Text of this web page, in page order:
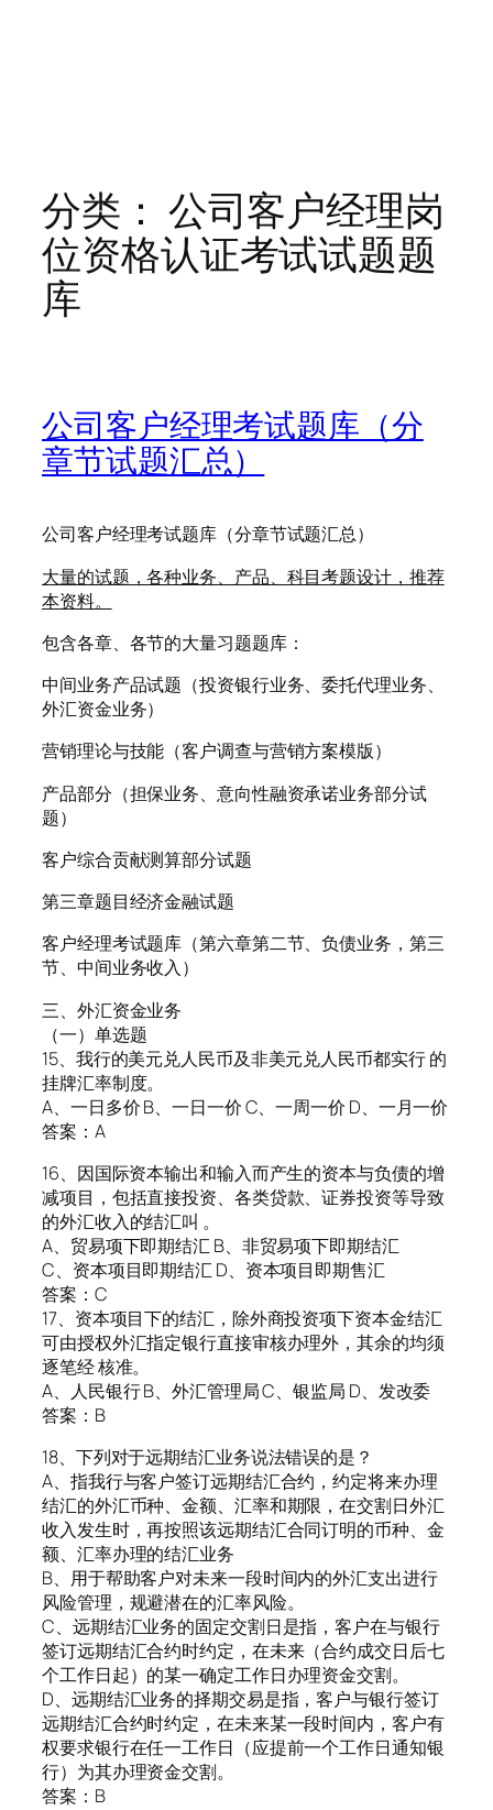
分类： 公司客户经理岗
位资格认证考试试题题
库
公司客户经理考试题库（分
章节试题汇总）
公司客户经理考试题库（分章节试题汇总）
大量的试题，各种业务、产品、科目考题设计，推荐
本资料。
包含各章、各节的大量习题题库：
中间业务产品试题（投资银行业务、委托代理业务、
外汇资金业务）
营销理论与技能（客户调查与营销方案模版）
产品部分（担保业务、意向性融资承诺业务部分试
题）
客户综合贡献测算部分试题
第三章题目经济金融试题
客户经理考试题库（第六章第二节、负债业务，第三
节、中间业务收入）
三、外汇资金业务
（一）单选题
15、我行的美元兑人民币及非美元兑人民币都实行 的
挂牌汇率制度。
A、一日多价 B、一日一价 C、一周一价 D、一月一价
答案：A
16、因国际资本输出和输入而产生的资本与负债的增
减项目，包括直接投资、各类贷款、证券投资等导致
的外汇收入的结汇叫 。
A、贸易项下即期结汇 B、非贸易项下即期结汇
C、资本项目即期结汇 D、资本项目即期售汇
答案：C
17、资本项目下的结汇，除外商投资项下资本金结汇
可由授权外汇指定银行直接审核办理外，其余的均须
逐笔经 核准。
A、人民银行 B、外汇管理局 C、银监局 D、发改委
答案：B
18、下列对于远期结汇业务说法错误的是？
A、指我行与客户签订远期结汇合约，约定将来办理
结汇的外汇币种、金额、汇率和期限，在交割日外汇
收入发生时，再按照该远期结汇合同订明的币种、金
额、汇率办理的结汇业务
B、用于帮助客户对未来一段时间内的外汇支出进行
风险管理，规避潜在的汇率风险。
C、远期结汇业务的固定交割日是指，客户在与银行
签订远期结汇合约时约定，在未来（合约成交日后七
个工作日起）的某一确定工作日办理资金交割。
D、远期结汇业务的择期交易是指，客户与银行签订
远期结汇合约时约定，在未来某一段时间内，客户有
权要求银行在任一工作日（应提前一个工作日通知银
行）为其办理资金交割。
答案：B